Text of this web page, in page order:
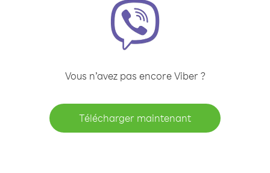
Vous n’avez pas encore Viber ?
Télécharger maintenant